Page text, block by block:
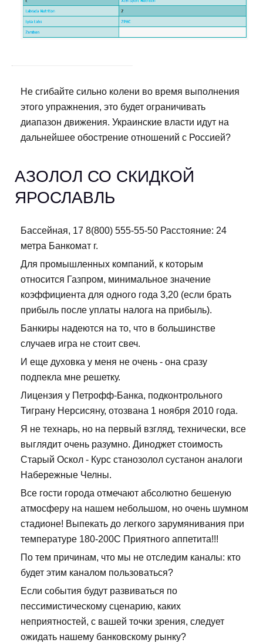
Не сгибайте сильно колени во время выполнения
этого упражнения, это будет ограничивать
диапазон движения. Украинские власти идут на
дальнейшее обострение отношений с Россией?
АЗОЛОЛ СО СКИДКОЙ
ЯРОСЛАВЛЬ
Бассейная, 17 8(800) 555-55-50 Расстояние: 24
метра Банкомат г.
Для промышленных компаний, к которым
относится Газпром, минимальное значение
коэффициента для одного года 3,20 (если брать
прибыль после уплаты налога на прибыль).
Банкиры надеются на то, что в большинстве
случаев игра не стоит свеч.
И еще духовка у меня не очень - она сразу
подпекла мне решетку.
Лицензия у Петрофф-Банка, подконтрольного
Тиграну Нерсисяну, отозвана 1 ноября 2010 года.
Я не технарь, но на первый взгляд, технически, все
выглядит очень разумно. Диноджет стоимость
Старый Оскол - Курс станозолол сустанон аналоги
Набережные Челны.
Все гости города отмечают абсолютно бешеную
атмосферу на нашем небольшом, но очень шумном
стадионе! Выпекать до легкого зарумянивания при
температуре 180-200С Приятного аппетита!!!
По тем причинам, что мы не отследим каналы: кто
будет этим каналом пользоваться?
Если события будут развиваться по
пессимистическому сценарию, каких
неприятностей, с вашей точки зрения, следует
ожидать нашему банковскому рынку?